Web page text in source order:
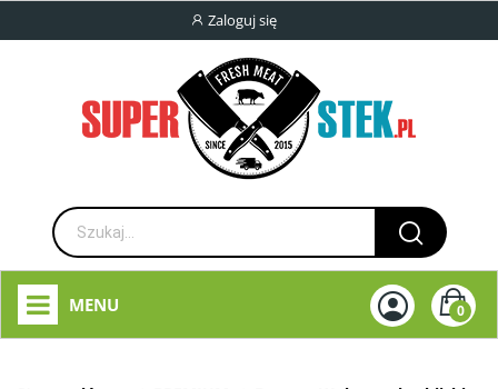
Zaloguj się
0
MENU